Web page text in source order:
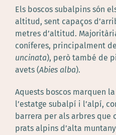
Els boscos subalpins són
altitud, sent capaços
metres d’altitud.
coníferes, principalment
uncinata), però també de
avets (Abies alba).
Aquests boscos marquen
l’estatge subalpí i l’alpí,
barrera per als arbres que
prats alpins d’alta